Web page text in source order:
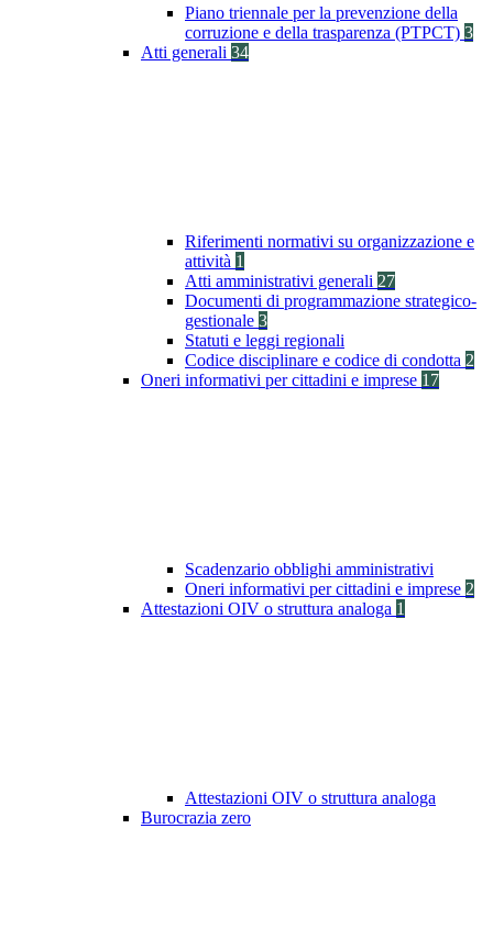
Piano triennale per la prevenzione della
corruzione e della trasparenza (PTPCT) 3
Atti generali 34
Riferimenti normativi su organizzazione e
attività 1
Atti amministrativi generali 27
Documenti di programmazione strategico-
gestionale 3
Statuti e leggi regionali
Codice disciplinare e codice di condotta 2
Oneri informativi per cittadini e imprese 17
Scadenzario obblighi amministrativi
Oneri informativi per cittadini e imprese 2
Attestazioni OIV o struttura analoga 1
Attestazioni OIV o struttura analoga
Burocrazia zero